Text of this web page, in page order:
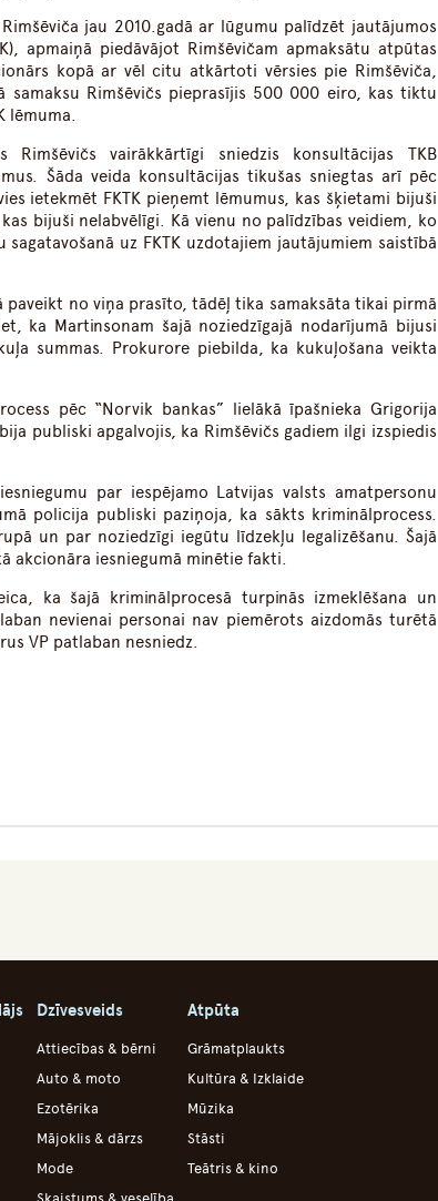
jau 2010.gadā ar lūgumu palīdzēt jautājumos
apmaiņā piedāvājot Rimšēvičam apmaksātu atpūtas
kopā ar vēl citu atkārtoti vērsies pie Rimšēviča,
samaksu Rimšēvičs pieprasījis 500 000 eiro, kas tiktu
lēmuma.
Rimšēvičs vairākkārtīgi sniedzis konsultācijas TKB
Šāda veida konsultācijas tikušas sniegtas arī pēc
ietekmēt FKTK pieņemt lēmumus, kas šķietami bijuši
bijuši nelabvēlīgi. Kā vienu no palīdzības veidiem, ko
uz FKTK uzdotajiem jautājumiem saistībā
no viņa prasīto, tādēļ tika samaksāta tikai pirmā
ka Martinsonam šajā noziedzīgajā nodarījumā bijusi
summas. Prokurore piebilda, ka kukuļošana veikta
pēc “Norvik bankas” lielākā īpašnieka Grigorija
publiski apgalvojis, ka Rimšēvičs gadiem ilgi izspiedis
par iespējamo Latvijas valsts amatpersonu
policija publiski paziņoja, ka sākts kriminālprocess.
un par noziedzīgi iegūtu līdzekļu legalizēšanu. Šajā
akcionāra iesniegumā minētie fakti.
ka šajā kriminālprocesā turpinās izmeklēšana un
nevienai personai nav piemērots aizdomās turētā
VP patlaban nesniedz.
Dzīvesveids
Attiecības & bērni
Auto & moto
Ezotērika
Mājoklis & dārzs
Mode
Atpūta
Grāmatplaukts
Kultūra & Izklaide
Mūzika
Stāsti
Teātris & kino